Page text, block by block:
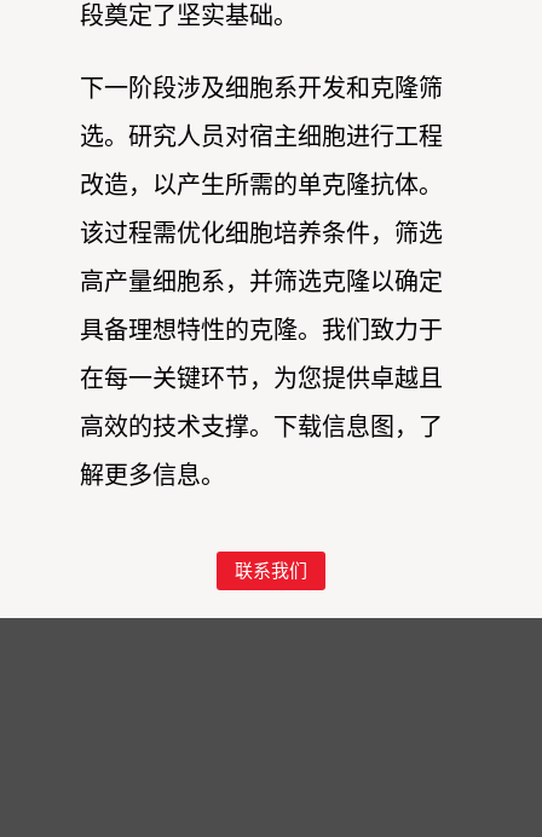
段奠定了坚实基础。
下一阶段涉及细胞系开发和克隆筛
选。研究人员对宿主细胞进行工程
改造，以产生所需的单克隆抗体。
该过程需优化细胞培养条件，筛选
高产量细胞系，并筛选克隆以确定
具备理想特性的克隆。我们致力于
在每一关键环节，为您提供卓越且
高效的技术支撑。下载信息图，了
解更多信息。
联系我们